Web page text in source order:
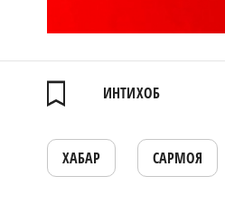
ИНТИХОБ
ХАБАР САРМОЯ